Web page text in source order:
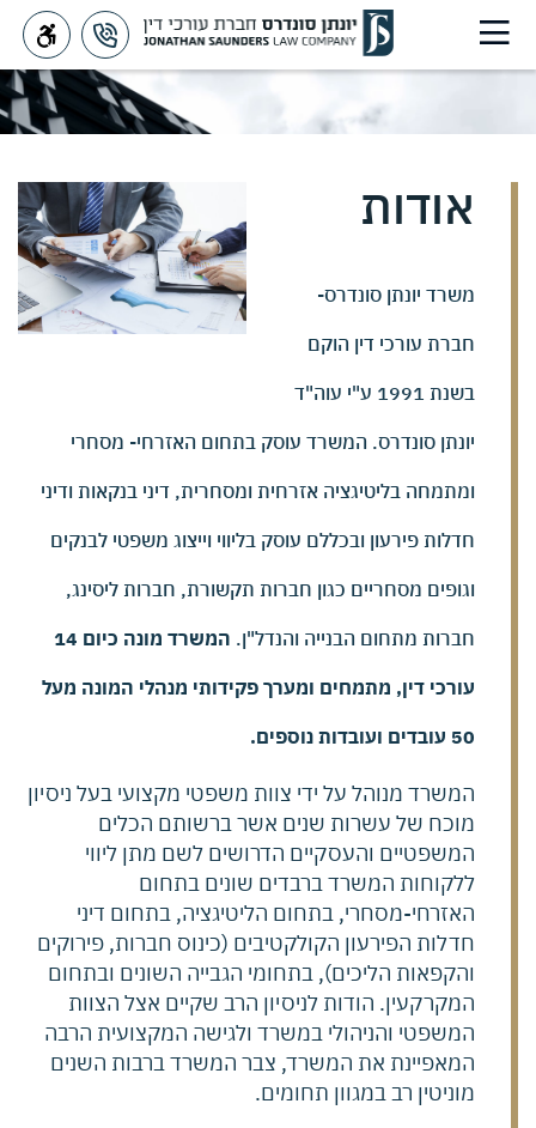
אודות
משרד יונתן סונדרס-
חברת עורכי דין הוקם
בשנת 1991 ע"י עוה"ד
יונתן סונדרס. המשרד עוסק בתחום האזרחי- מסחרי
ומתמחה בליטיגציה אזרחית ומסחרית, דיני בנקאות ודיני
חדלות פירעון ובכללם עוסק בליווי וייצוג משפטי לבנקים
וגופים מסחריים כגון חברות תקשורת, חברות ליסינג,
חברות מתחום הבנייה והנדל"ן. המשרד מונה כיום 14
עורכי דין, מתמחים ומערך פקידותי מנהלי המונה מעל
50 עובדים ועובדות נוספים.
המשרד מנוהל על ידי צוות משפטי מקצועי בעל ניסיון
מוכח של עשרות שנים אשר ברשותם הכלים
המשפטיים והעסקיים הדרושים לשם מתן ליווי
ללקוחות המשרד ברבדים שונים בתחום
האזרחי-מסחרי, בתחום הליטיגציה, בתחום דיני
חדלות הפירעון הקולקטיבים (כינוס חברות, פירוקים
והקפאות הליכים), בתחומי הגבייה השונים ובתחום
המקרקעין. הודות לניסיון הרב שקיים אצל הצוות
המשפטי והניהולי במשרד ולגישה המקצועית הרבה
המאפיינת את המשרד, צבר המשרד ברבות השנים
מוניטין רב במגוון תחומים.